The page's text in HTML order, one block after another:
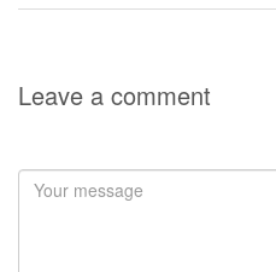
Leave a comment